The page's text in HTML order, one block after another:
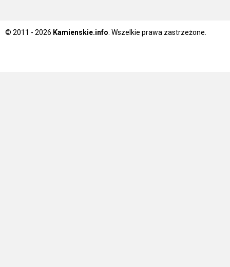
© 2011 - 2026 Kamienskie.info . Wszelkie prawa zastrzeżone.